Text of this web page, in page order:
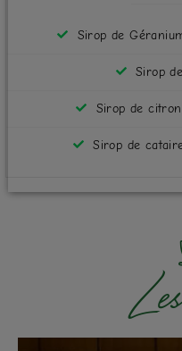
Sirop de
Sirop
Sirop de
Sirop de